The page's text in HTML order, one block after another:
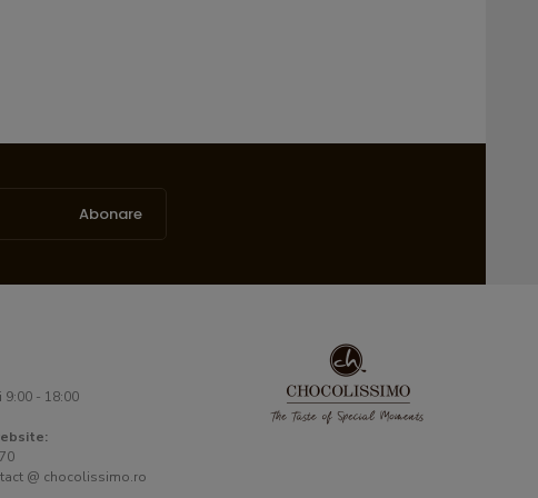
Abonare
9:00 - 18:00
@ chocolissimo.ro